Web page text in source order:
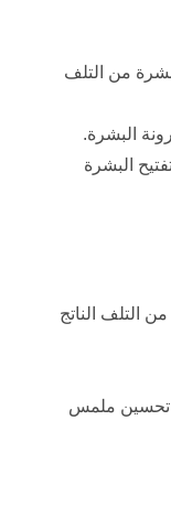
من التلف
البشرة.
البشرة
التلف الناتج
تحسين ملمس